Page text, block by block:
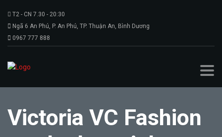
T2 - CN 7.30 - 20:30
Ngã 6 An Phú, P. An Phú, TP. Thuận An, Bình Dương
0967 777 888
Victoria VC Fashion